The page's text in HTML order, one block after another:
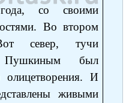
со своими
Во втором
север, тучи
был
олицетворения. И
живыми